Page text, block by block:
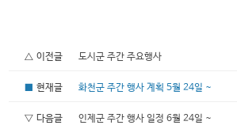
△ 이전글도시군 주간 주요행사
현재글화천군 주간 행사 계획 5월 24일 ~
▽ 다음글인제군 주간 행사 일정 6월 24일 ~